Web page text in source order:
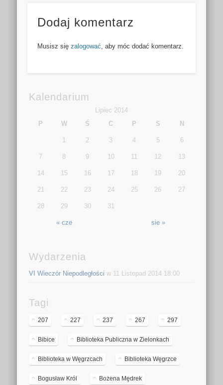
Dodaj komentarz
Musisz się zalogować , aby móc dodać komentarz.
Kalendarium
Lipiec 2014
P
W Ś C P S N
« cze sie »
1 2 3 4 5 6
7 8 9 10 11 12 13
14 15 16 17 18 19 20
21 22 23 24 25 26 27
28 29 30 31
Wydarzenia
VI Wieczór Niepodległości w 11 Listopad 2014 18:00
Tagi
207 227 237 267 297
Bibice Biblioteka Publiczna w Zielonkach
Biblioteka w Węgrzcach Biblioteka Węgrzce
Bogusław Król Bożena Mędrek